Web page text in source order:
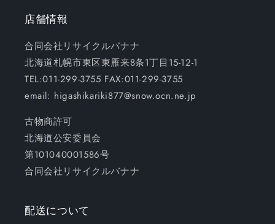
店舗情報
合同会社リサイクルバナナ
北海道札幌市東区東雁来8条1丁目15-12-1
TEL:011-299-3755 FAX:011-299-3755
email: higashikariki877@snow.ocn.ne.jp
古物商許可
北海道公安委員会
第101040001586号
合同会社リサイクルバナナ
配送について